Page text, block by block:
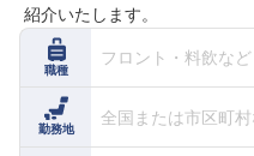
おもてなしHRについて
ご利用の流れ
よくある質問
紹介いたします。
職種
フロント・料飲など
勤務地
全国または市区町